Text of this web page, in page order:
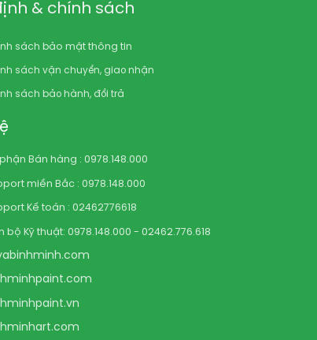
& chính sách
sách bảo mật thông tin
sách vận chuyển, giao nhận
sách bảo hành, đổi trả
Bán hàng : 0978.148.000
miền Bắc : 0978.148.000
Kế toán : 02462776618
bộ Kỹ thuật: 0978.148.000 - 02462.776.618